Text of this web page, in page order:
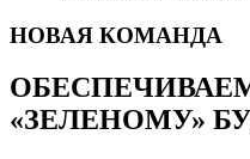
НОВАЯ КОМАНДА
«ЗЕЛЕНОМУ»